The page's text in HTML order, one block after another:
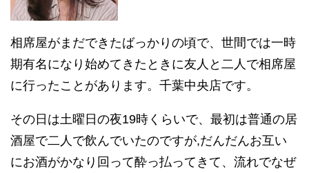
相席屋がまだできたばっかりの頃で、世間では一時
期有名になり始めてきたときに友人と二人で相席屋
に行ったことがあります。千葉中央店です。
その日は土曜日の夜19時くらいで、最初は普通の居
酒屋で二人で飲んでいたのですが,だんだんお互い
にお酒がかなり回って酔っ払ってきて、流れでなぜ